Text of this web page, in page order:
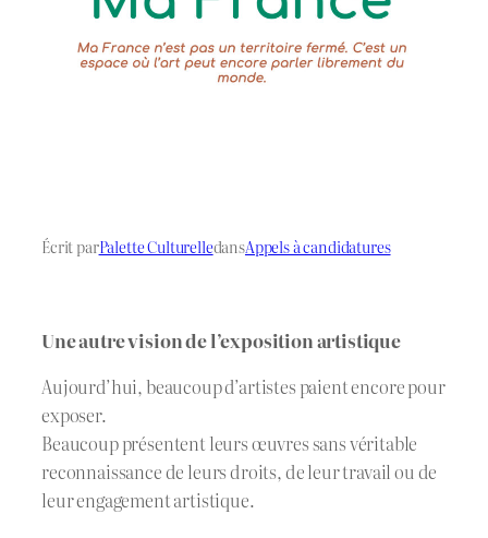
Écrit parPalette CulturelledansAppels à candidatures
Une autre vision de l’exposition artistique
Aujourd’hui, beaucoup d’artistes paient encore pour
exposer.
Beaucoup présentent leurs œuvres sans véritable
reconnaissance de leurs droits, de leur travail ou de
leur engagement artistique.